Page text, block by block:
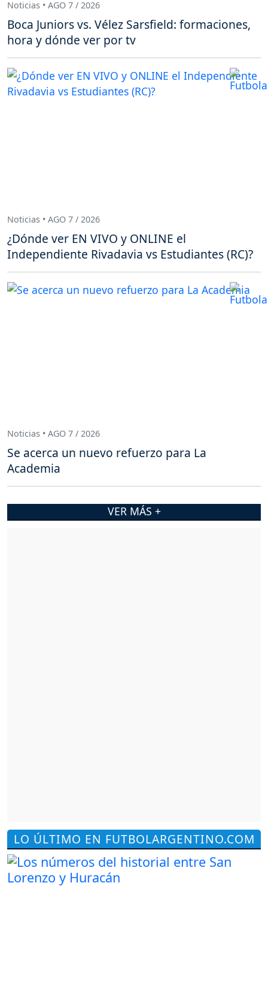
LO ÚLTIMO EN FUTBOLARGENTINO.COM
Noticias • AGO 7 / 2026
Boca Juniors vs. Vélez Sarsfield: formaciones,
hora y dónde ver por tv
Noticias • AGO 7 / 2026
¿Dónde ver EN VIVO y ONLINE el
Independiente Rivadavia vs Estudiantes (RC)?
Noticias • AGO 7 / 2026
Se acerca un nuevo refuerzo para La
Academia
VER MÁS +